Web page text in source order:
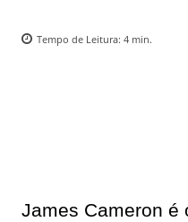
Tempo de Leitura: 4 min.
James Cameron é